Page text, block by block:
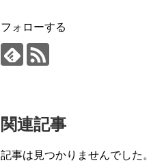
フォローする
関連記事
記事は見つかりませんでした。